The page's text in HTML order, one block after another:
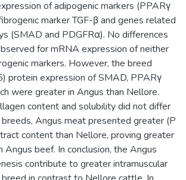
of adipogenic markers (PPARγ
marker TGF-β and genes related
(SMAD and PDGFRα). No differences
for mRNA expression of neither
markers. However, the breed
protein expression of SMAD, PPARγ
were greater in Angus than Nellore.
content and solubility did not differ
Angus meat presented greater (P
content than Nellore, proving greater
Angus beef. In conclusion, the Angus
contribute to greater intramuscular